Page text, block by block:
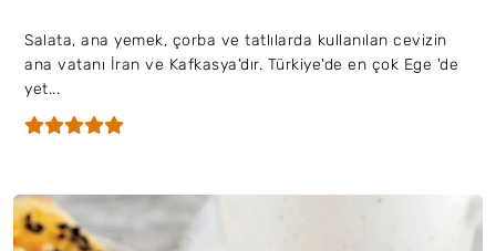
Salata, ana yemek, çorba ve tatlılarda kullanılan cevizin
ana vatanı İran ve Kafkasya'dır. Türkiye'de en çok Ege 'de
yet...